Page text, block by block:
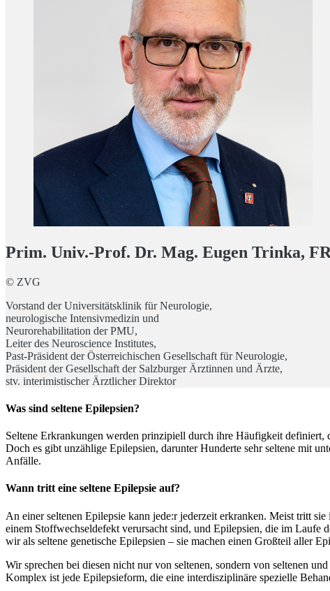
Prim. Univ.-Prof. Dr. Mag. Eugen Trinka,
© ZVG
Vorstand der Universitätsklinik für Neurologie,
neurologische Intensivmedizin und
Neurorehabilitation der PMU,
Leiter des Neuroscience Institutes,
Past-Präsident der Österreichischen Gesellschaft für Neurologie,
Präsident der Gesellschaft der Salzburger Ärztinnen und Ärzte,
stv. interimistischer Ärztlicher Direktor
Was sind seltene Epilepsien?
Seltene Erkrankungen werden prinzipiell durch ihre Häufigkeit definiert,
Doch es gibt unzählige Epilepsien, darunter Hunderte sehr seltene mit
Anfälle.
Wann tritt eine seltene Epilepsie auf?
An einer seltenen Epilepsie kann jede:r jederzeit erkranken. Meist tritt
einem Stoffwechseldefekt verursacht sind, und Epilepsien, die im Laufe
wir als seltene genetische Epilepsien – sie machen einen Großteil aller
Wir sprechen bei diesen nicht nur von seltenen, sondern von seltenen
Komplex ist jede Epilepsieform, die eine interdisziplinäre spezielle